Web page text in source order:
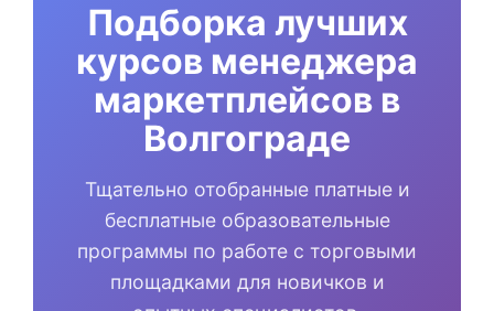
Подборка лучших
курсов менеджера
маркетплейсов в
Волгограде
Тщательно отобранные платные и
бесплатные образовательные
программы по работе с торговыми
площадками для новичков и